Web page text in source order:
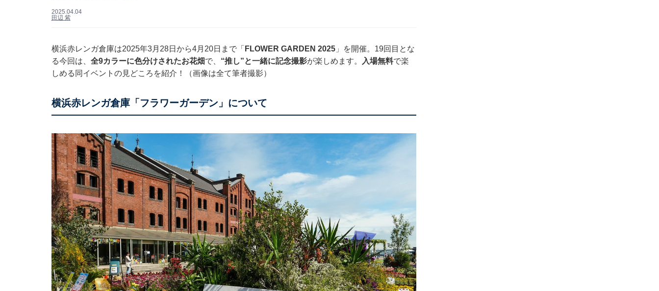
2025.04.04
田辺 紫
横浜赤レンガ倉庫は2025年3月28日から4月20日まで「 FLOWER GARDEN 2025」を開催。19回目とな
る今回は、 全9カラーに色分けされたお花畑で、 “推し”と一緒に記念撮影が楽しめます。 入場無料で楽
しめる同イベントの見どころを紹介！（画像は全て筆者撮影）
横浜赤レンガ倉庫「フラワーガーデン」について